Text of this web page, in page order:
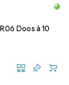
Doos à 10